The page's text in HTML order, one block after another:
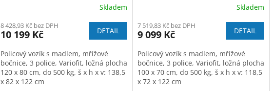
R
M
A
Skladem
8 428,93 Kč bez DPH
10 199 Kč DETAIL
Policový vozík s madlem, mřížové
bočnice, 3 police, Variofit, ložná plocha
120 x 80 cm, do 500 kg, š x h x v: 138,5
x 82 x 122 cm
R
M
A
Skladem
7 519,83 Kč bez DPH
9 099 Kč DETAIL
Policový vozík s madlem, mřížové
bočnice, 3 police, Variofit, ložná plocha
100 x 70 cm, do 500 kg, š x h x v: 118,5
x 72 x 122 cm